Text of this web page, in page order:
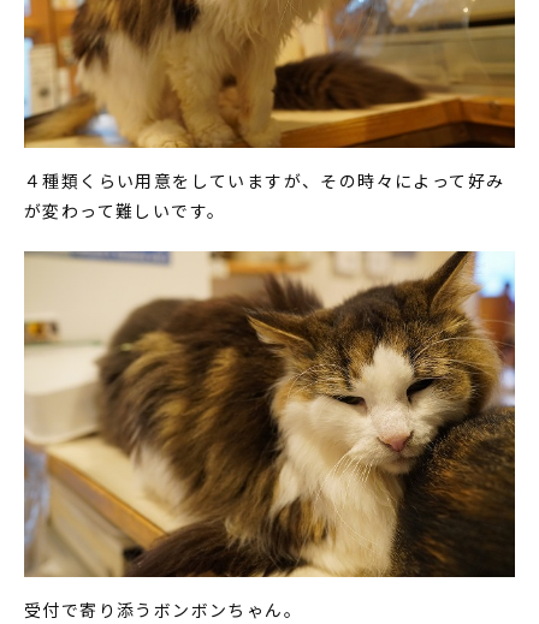
４種類くらい用意をしていますが、その時々によって好み
が変わって難しいです。
受付で寄り添うボンボンちゃん。